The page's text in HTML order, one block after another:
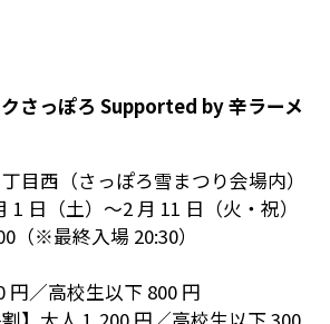
クさっぽろ Supported by 辛ラーメ
目西（さっぽろ雪まつり会場内）
1 日（土）～2 月 11 日（火・祝）
（※最終入場 20:30）
／高校生以下 800 円